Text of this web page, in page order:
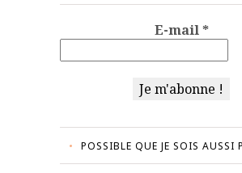
E-mail*
POSSIBLE QUE JE SOIS AUSSI